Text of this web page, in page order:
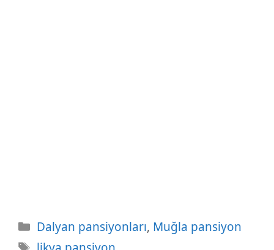
Kategoriler
Dalyan pansiyonları, Muğla pansiyon
Etiketler